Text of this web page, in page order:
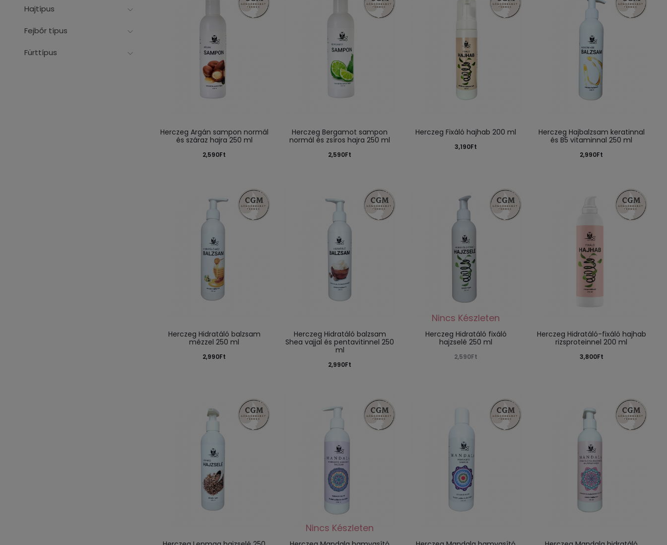
Herczeg Argán sampon normál
és száraz hajra 250 ml
2,590Ft
Herczeg Bergamot sampon
normál és zsíros hajra 250 ml
2,590Ft
Herczeg Fixáló hajhab 200 ml
3,190Ft
Herczeg Hajbalzsam keratinnal
és B5 vitaminnal 250 ml
2,990Ft
Herczeg Hidratáló balzsam
mézzel 250 ml
2,990Ft
Herczeg Hidratáló balzsam
Shea vajjal és pentavitinnel 250
ml
2,990Ft
Herczeg Hidratáló fixáló
hajzselé 250 ml
2,590Ft
Herczeg Hidratáló-fixáló hajhab
rizsproteinnel 200 ml
3,800Ft
Hajtípus
Fejbőr típus
Fürttípus